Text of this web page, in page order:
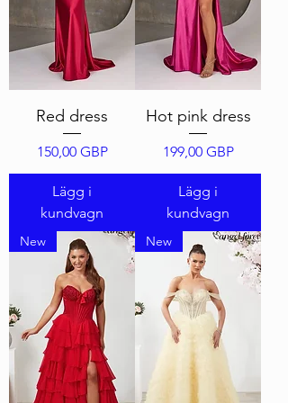
Red dress
Pris
150,00 GBP
Lägg i
kundvagn
Hot pink dress
Pris
199,00 GBP
Lägg i
kundvagn
New New